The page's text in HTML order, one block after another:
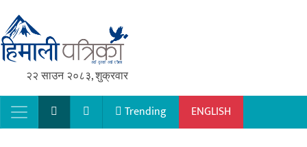
२२ साउन २०८३, शुक्रवार
Main Navigation
Trending ENGLISH